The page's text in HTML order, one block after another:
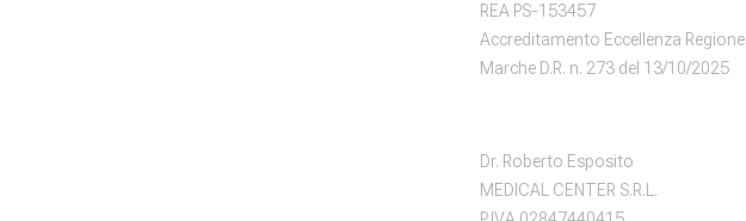
REA PS-153457
Accreditamento Eccellenza Regione
Marche D.R. n. 273 del 13/10/2025
Dr. Roberto Esposito
MEDICAL CENTER S.R.L.